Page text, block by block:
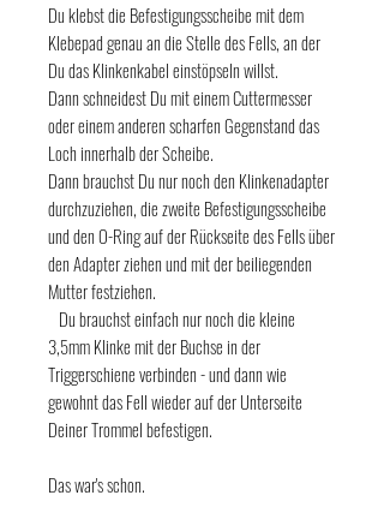
Du klebst die Befestigungsscheibe mit dem
Klebepad genau an die Stelle des Fells, an der
Du das Klinkenkabel einstöpseln willst.
Dann schneidest Du mit einem Cuttermesser
oder einem anderen scharfen Gegenstand das
Loch innerhalb der Scheibe.
Dann brauchst Du nur noch den Klinkenadapter
durchzuziehen, die zweite Befestigungsscheibe
und den O-Ring auf der Rückseite des Fells über
den Adapter ziehen und mit der beiliegenden
Mutter festziehen.
Du brauchst einfach nur noch die kleine
3,5mm Klinke mit der Buchse in der
Triggerschiene verbinden - und dann wie
gewohnt das Fell wieder auf der Unterseite
Deiner Trommel befestigen.
Das war's schon.